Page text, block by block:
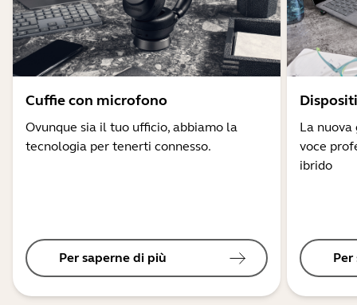
Cuffie con microfono
Ovunque sia il tuo ufficio, abbiamo la
tecnologia per tenerti connesso.
Per saperne di più
La nuova
voce
ibrido